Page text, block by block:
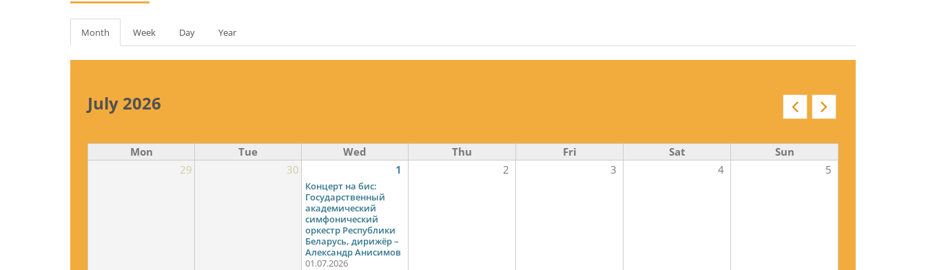
Primary
tabs
Month (active
tab)
Week Day Year
July 2026
Mon Tue Wed Thu Fri Sat
Sun
29
30 1 2 3 4 5
Концерт на бис:
Государственный
академический
симфонический
оркестр Республики
Беларусь, дирижёр –
Александр Анисимов
01.07.2026